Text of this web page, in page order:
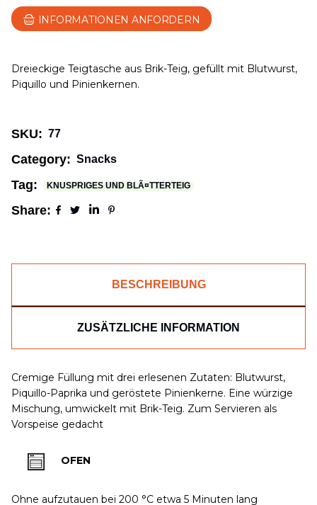
INFORMATIONEN ANFORDERN
Dreieckige Teigtasche aus Brik-Teig, gefüllt mit Blutwurst,
Piquillo und Pinienkernen.
SKU: 77
Category: Snacks
Tag: KNUSPRIGES UND BLÃ¤TTERTEIG
Share:
BESCHREIBUNG
ZUSÄTZLICHE INFORMATION
Cremige Füllung mit drei erlesenen Zutaten: Blutwurst,
Piquillo-Paprika und geröstete Pinienkerne. Eine würzige
Mischung, umwickelt mit Brik-Teig. Zum Servieren als
Vorspeise gedacht
OFEN
Ohne aufzutauen bei 200 °C etwa 5 Minuten lang